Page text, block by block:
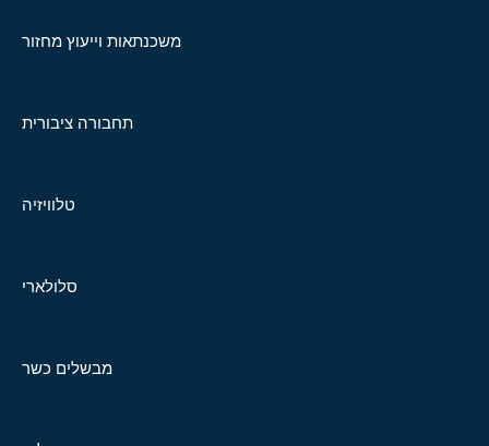
משכנתאות וייעוץ מחזור
תחבורה ציבורית
טלוויזיה
סלולארי
מבשלים כשר